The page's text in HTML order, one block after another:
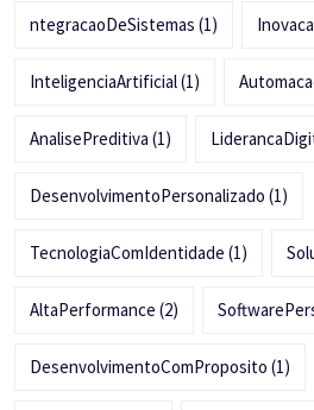
ntegracaoDeSistemas (1)
InteligenciaArtificial(1)
AnalisePreditiva (1)
DesenvolvimentoPersonalizado (1)
TecnologiaComIdentidade (1)
AltaPerformance (2)
DesenvolvimentoComProposito (1)